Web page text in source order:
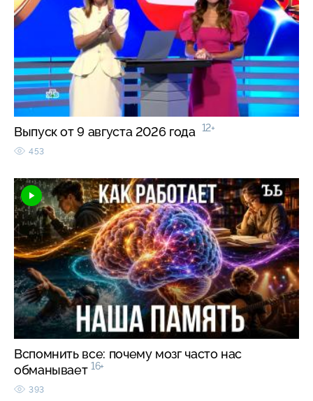
Выпуск от 9 августа 2026 года 12+
453
Вспомнить все: почему мозг часто нас
обманывает 16+
393